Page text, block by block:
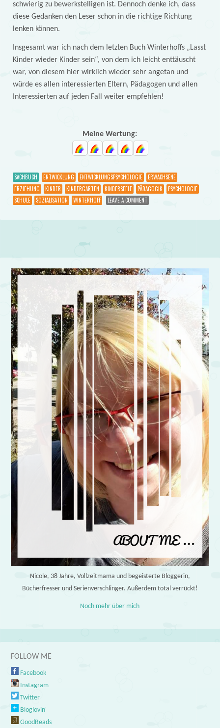
schwierig zu bewerkstelligen ist. Dennoch denke ich, dass
diese Gedanken den Leser schon in die richtige Richtung
lenken können.
Insgesamt war ich nach dem letzten Buch Winterhoffs „Lasst
Kinder wieder Kinder sein“, von dem ich leicht enttäuscht
war, von diesem hier wirklich wieder sehr angetan und
würde es allen interessierten Eltern, Pädagogen und allen
Interessierten auf jeden Fall weiter empfehlen!
Meine Wertung:
SACHBUCH ENTWICKLUNG ENTWICKLUNGSPSYCHOLOGIE
ERWACHSENE
ERZIEHUNG
KINDER KINDERGARTEN KINDERSEELE PÄDAGOGIK
PSYCHOLOGIE
SCHULE
SOZIALISATION WINTERHOFF LEAVE A COMMENT
Post navigation
Nicole, 38 Jahre, Vollzeitmama und begeisterte Bloggerin,
Bücherfresser und Serienverschlinger. Außerdem total verrückt!
Noch mehr über mich
FOLLOW ME
Facebook
Instagram
Twitter
Bloglovin'
GoodReads